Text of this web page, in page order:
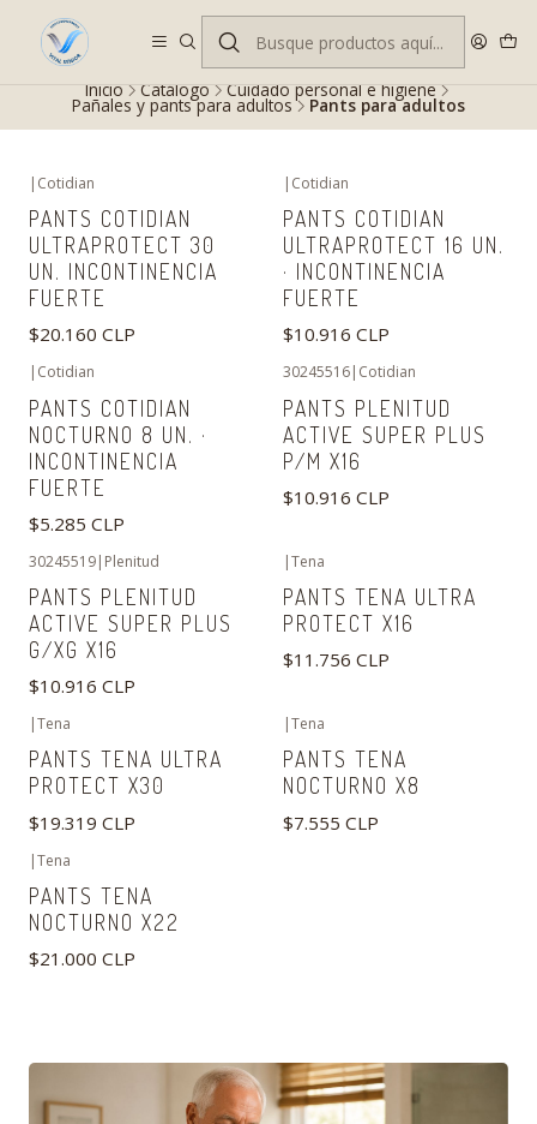
Despacho gratis en RM desde $100.000. Revisa las condiciones.
Inicio Catálogo Cuidado personal e higiene
Pañales y pants para adultos Pants para adultos
| Cotidian
PANTS COTIDIAN
ULTRAPROTECT 30
UN. INCONTINENCIA
FUERTE
$20.160 CLP
| Cotidian
PANTS COTIDIAN
ULTRAPROTECT 16 UN.
· INCONTINENCIA
FUERTE
$10.916 CLP
| Cotidian
PANTS COTIDIAN
NOCTURNO 8 UN. ·
INCONTINENCIA
FUERTE
$5.285 CLP
30245516| Cotidian
PANTS PLENITUD
ACTIVE SUPER PLUS
P/M X16
$10.916 CLP
30245519| Plenitud
PANTS PLENITUD
ACTIVE SUPER PLUS
G/XG X16
$10.916 CLP
|Tena
PANTS TENA ULTRA
PROTECT X16
$11.756 CLP
|Tena
PANTS TENA ULTRA
PROTECT X30
$19.319 CLP
|Tena
PANTS TENA
NOCTURNO X8
$7.555 CLP
|Tena
PANTS TENA
NOCTURNO X22
$21.000 CLP